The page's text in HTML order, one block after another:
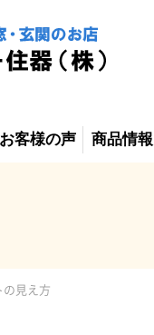
お客様の声 商品情報
の見え方